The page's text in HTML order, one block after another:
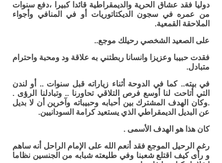
دوليا فقد عشاق الحرية والديمقراطية قائدا كبيرا ،دفع سنوات
من عمره في سجون الديكتاتوريات أو في المنافي وأجواء
الملاحقة القمعية.
على الصعيد الشخصي رحيلك موجع..
فقدت حبيبا وعزيزا وانسانا ربطتني به علاقة ود ومحبة واحترام
متبادل.
في بيته.. كما في الدوحة أثناء زياراته قبل سنوات .. أو لندن
التي أتاحت لنا أوسع فرص التلاقي تحاورنا .. وتبادلنا الرؤى .
.وكان الهدف المشترك بين أحبابه وحبيباته وآخرين أن لا بديل
عن البديل الديمقراطي الذي يستعيد كرامة السودانيين.
كان هذا هو الهدف الأسمى .
رغم الرحيل الموجع فقد أنعم الله على الإمام الراحل أنه ساهم
و رأى كيف اقتلع شعبنا وفي طليعته شبابه من الجنسين نظاما